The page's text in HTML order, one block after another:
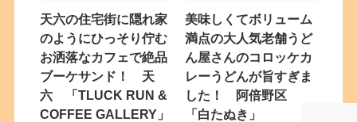
天六の住宅街に隠れ家
のようにひっそり佇む
お洒落なカフェで絶品
ブーケサンド！ 天
六 「TLUCK RUN &
COFFEE GALLERY」
美味しくてボリューム
満点の大人気老舗うど
ん屋さんのコロッケカ
レーうどんが旨すぎま
した！ 阿倍野区
「白たぬき」